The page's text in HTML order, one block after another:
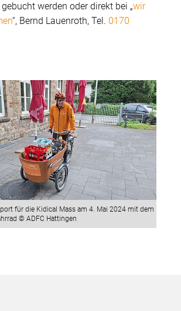
gebucht werden oder direkt bei „wir
“, Bernd Lauenroth, Tel. 0170
für die Kidical Mass am 4. Mai 2024 mit dem
© ADFC Hattingen